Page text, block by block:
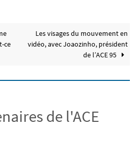
ce
Les visages du mouvement en
vidéo, avec Joaozinho, président
de l’ACE 95
de l'ACE